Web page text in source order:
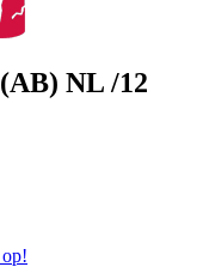
NL /12